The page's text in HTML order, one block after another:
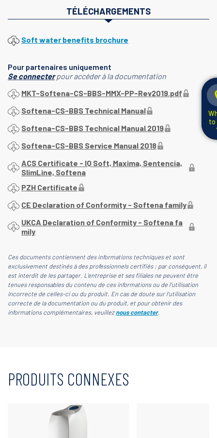
TÉLÉCHARGEMENTS
Soft water benefits brochure
Pour partenaires uniquement
Se connecterpour accéder à la documentation
MKT-Softena-CS-BBS-MMX-PP-Rev2019.pdf
Softena-CS-BBS Technical Manual
Softena-CS-BBS Technical Manual 2019
Softena-CS-BBS Service Manual 2018
ACS Certificate - IQ Soft, Maxima, Sentencia,
SlimLine, Softena
PZH Certificate
CE Declaration of Conformity - Softena family
UKCA Declaration of Conformity - Softena fa
mily
Ces documents contiennent des informations techniques et sont
exclusivement destinés à des professionnels certifiés ; par conséquent, il
est interdit de les partager. L’entreprise et ses filiales ne peuvent être
tenues responsables du contenu de ces informations ou de l'utilisation
incorrecte de celles-ci ou du produit. En cas de doute sur l'utilisation
correcte de la documentation ou du produit, et pour obtenir des
informations complémentaires, veuilleznous contacter.
PRODUITS CONNEXES
to